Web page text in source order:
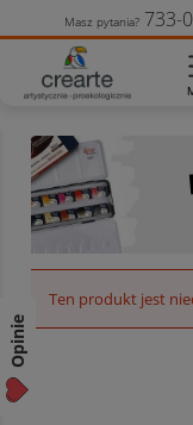
Ten produkt jest
Masz pytania? 733-
Opinie